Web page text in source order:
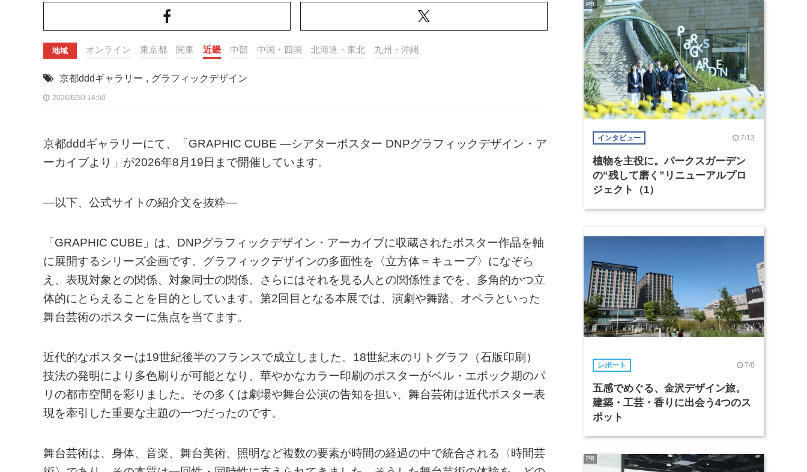
地域 オンライン 東京都 関東 近畿 中部 中国・四国 北海道・東北 九州・沖縄
京都dddギャラリー , グラフィックデザイン
2026/6/30 14:50
京都dddギャラリーにて、「GRAPHIC CUBE ―シアターポスター DNPグラフィックデザイン・ア
ーカイブより」が2026年8月19日まで開催しています。
—以下、公式サイトの紹介文を抜粋—
「GRAPHIC CUBE」は、DNPグラフィックデザイン・アーカイブに収蔵されたポスター作品を軸
に展開するシリーズ企画です。グラフィックデザインの多面性を〈立方体＝キューブ〉になぞら
え、表現対象との関係、対象同士の関係、さらにはそれを見る人との関係性までを、多角的かつ立
体的にとらえることを目的としています。第2回目となる本展では、演劇や舞踏、オペラといった
舞台芸術のポスターに焦点を当てます。
近代的なポスターは19世紀後半のフランスで成立しました。18世紀末のリトグラフ（石版印刷）
技法の発明により多色刷りが可能となり、華やかなカラー印刷のポスターがベル・エポック期のパ
リの都市空間を彩りました。その多くは劇場や舞台公演の告知を担い、舞台芸術は近代ポスター表
現を牽引した重要な主題の一つだったのです。
舞台芸術は、身体、音楽、舞台美術、照明など複数の要素が時間の経過の中で統合される〈時間芸
インタビュー 7/13
植物を主役に。パークスガーデン
の“残して磨く”リニューアルプロ
ジェクト（1）
PR
レポート 7/8
五感でめぐる、金沢デザイン旅。
建築・工芸・香りに出会う4つのス
ポット
PR